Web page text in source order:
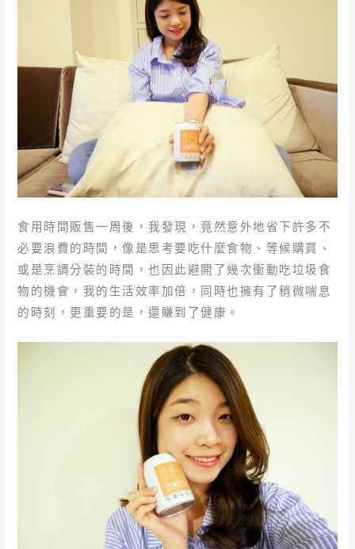
食用時間販售一周後，我發現，竟然意外地省下許多不
必要浪費的時間，像是思考要吃什麼食物、等候購買、
或是烹調分裝的時間，也因此避開了幾次衝動吃垃圾食
物的機會，我的生活效率加倍，同時也擁有了稍微喘息
的時刻，更重要的是，還賺到了健康。